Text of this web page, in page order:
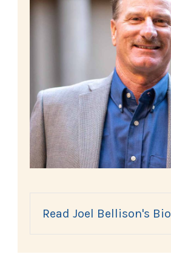
Read Joel Bellison's Bio